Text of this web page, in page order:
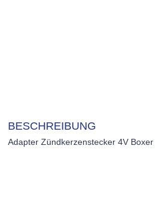
BESCHREIBUNG
Adapter Zündkerzenstecker 4V Boxer